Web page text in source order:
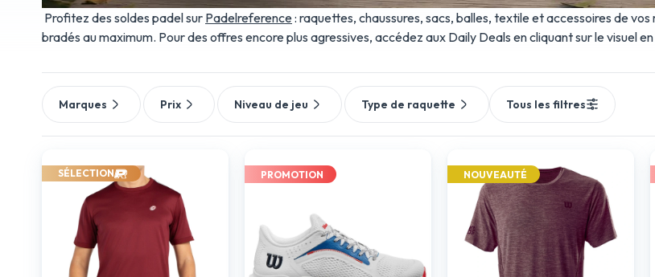
Profitez des soldes padel sur Padelreference: raquettes, chaussures, sacs, balles, textile et accessoires de
bradés au maximum. Pour des offres encore plus agressives, accédez aux Daily Deals en cliquant sur le visuel
SÉLECTION PROMOTION NOUVEAUTÉ
Marques Prix Niveau de jeu Type de raquette Tous les filtres